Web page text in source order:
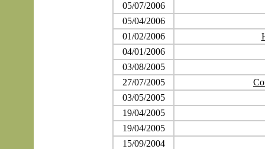
05/07/2006
05/04/2006
01/02/2006
04/01/2006
03/08/2005
27/07/2005
03/05/2005
19/04/2005
19/04/2005
15/09/2004